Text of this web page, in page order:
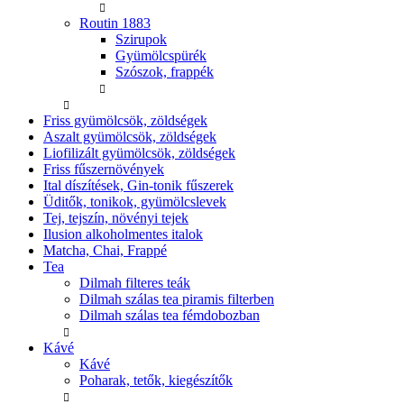
Routin 1883
Szirupok
Gyümölcspürék
Szószok, frappék
Friss gyümölcsök, zöldségek
Aszalt gyümölcsök, zöldségek
Liofilizált gyümölcsök, zöldségek
Friss fűszernövények
Ital díszítések, Gin-tonik fűszerek
Üditők, tonikok, gyümölcslevek
Tej, tejszín, növényi tejek
Ilusion alkoholmentes italok
Matcha, Chai, Frappé
Tea
Dilmah filteres teák
Dilmah szálas tea piramis filterben
Dilmah szálas tea fémdobozban
Kávé
Kávé
Poharak, tetők, kiegészítők